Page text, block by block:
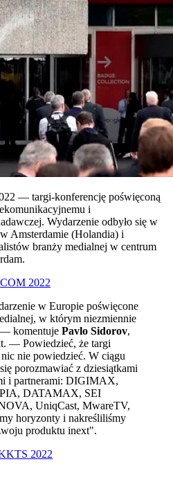
— targi-konferencję poświęconą
i
Wydarzenie odbyło się w
Amsterdamie (Holandia) i
branży medialnej w centrum
2022
w Europie poświęcone
w którym niezmiennie
komentuje Pavlo Sidorov,
— Powiedzieć, że targi
nie powiedzieć. W ciągu
porozmawiać z dziesiątkami
i partnerami: DIGIMAX,
DATAMAX, SEI
UniqCast, MwareTV,
horyzonty i nakreśliliśmy
produktu inext".
2022